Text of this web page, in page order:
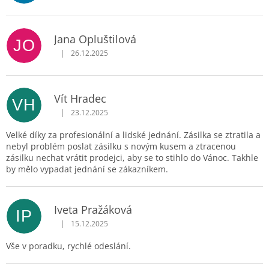
JO Jana Opluštilová
Hodnocení obchodu je 5 z 5 hvězdiček.
| 26.12.2025
VH Vít Hradec
Hodnocení obchodu je 5 z 5 hvězdiček.
| 23.12.2025
Velké díky za profesionální a lidské jednání. Zásilka se ztratila a
nebyl problém poslat zásilku s novým kusem a ztracenou
zásilku nechat vrátit prodejci, aby se to stihlo do Vánoc. Takhle
by mělo vypadat jednání se zákazníkem.
IP Iveta Pražáková
Hodnocení obchodu je 5 z 5 hvězdiček.
| 15.12.2025
Vše v poradku, rychlé odeslání.